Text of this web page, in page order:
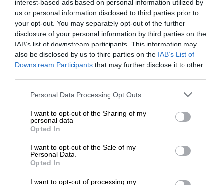
interest-based ads based on personal information utilized by
us or personal information disclosed to third parties prior to
your opt-out. You may separately opt-out of the further
disclosure of your personal information by third parties on the
IAB’s list of downstream participants. This information may
also be disclosed by us to third parties on the IAB’s List of
Downstream Participants that may further disclose it to other
Please note that this website/app uses one or more Google
not limited to your visit or usage behaviour. You may click to
grant or deny consent to Google and its third-party tags to
use your data for below specified purposes in below Google
consent section.
Personal Data Processing Opt Outs
I want to opt-out of the Sharing of my
personal data.
Opted In
I want to opt-out of the Sale of my
Personal Data.
Opted In
I want to opt-out of processing my
καταγγελίες: Τον γερό σεισμό δεν τον
έχουμε νιώσει ακόμη
Ο Παύλος Κοντογιαννίδης σχολιάζει τις
καταγγελίες για Λιγνάδη και μιλάει για
«σεισμό» που έπεται